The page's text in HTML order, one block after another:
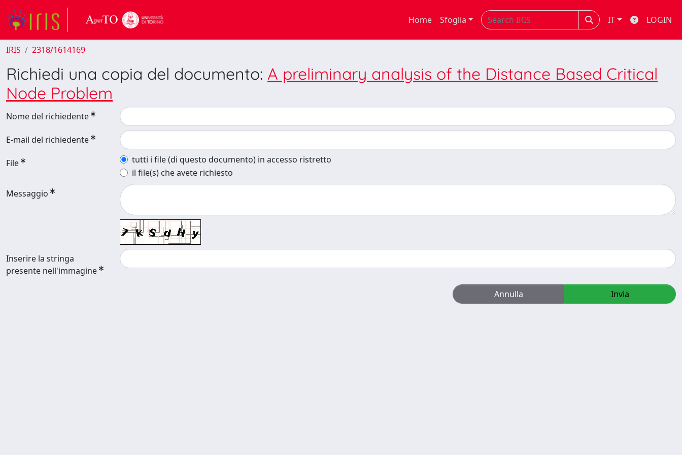
Home Sfoglia IT LOGIN
IRIS 2318/1614169
Richiedi una copia del documento: A preliminary analysis of the Distance Based Critical
Node Problem
Nome del richiedente
E-mail del richiedente
File
tutti i file (di questo documento) in accesso ristretto
il file(s) che avete richiesto
Messaggio
Inserire la stringa
presente nell'immagine
Annulla Invia